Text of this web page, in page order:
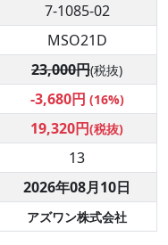
7-1085-02
MSO21D
23,000円(税抜)
-3,680円 (16%)
19,320円(税抜)
13
2026年08月10日
アズワン株式会社